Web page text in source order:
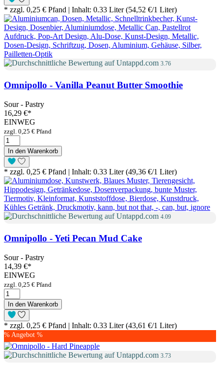
* zzgl. 0,25 € Pfand | Inhalt: 0.33 Liter (54,52 €/1 Liter)
3.76
Omnipollo - Vanilla Peanut Butter Smoothie
Sour - Pastry
16,29 €*
EINWEG
zzgl. 0,25 € Pfand
In den Warenkorb
* zzgl. 0,25 € Pfand | Inhalt: 0.33 Liter (49,36 €/1 Liter)
4.09
Omnipollo - Yeti Pecan Mud Cake
Sour - Pastry
14,39 €*
EINWEG
zzgl. 0,25 € Pfand
In den Warenkorb
* zzgl. 0,25 € Pfand | Inhalt: 0.33 Liter (43,61 €/1 Liter)
% Angebot %
3.73